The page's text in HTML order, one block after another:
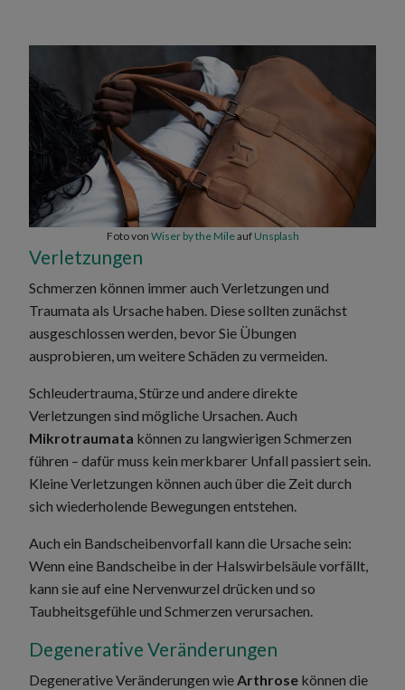
Foto von Wiser by the Mileauf Unsplash
Verletzungen
Schmerzen können immer auch Verletzungen und
Traumata als Ursache haben. Diese sollten zunächst
ausgeschlossen werden, bevor Sie Übungen
ausprobieren, um weitere Schäden zu vermeiden.
Schleudertrauma, Stürze und andere direkte
Verletzungen sind mögliche Ursachen. Auch
Mikrotraumata können zu langwierigen Schmerzen
führen – dafür muss kein merkbarer Unfall passiert sein.
Kleine Verletzungen können auch über die Zeit durch
sich wiederholende Bewegungen entstehen.
Auch ein Bandscheibenvorfall kann die Ursache sein:
Wenn eine Bandscheibe in der Halswirbelsäule vorfällt,
kann sie auf eine Nervenwurzel drücken und so
Taubheitsgefühle und Schmerzen verursachen.
Degenerative Veränderungen
Degenerative Veränderungen wieArthrose können die